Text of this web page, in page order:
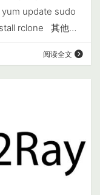
yum update sudo
rclone 其他发
阅读全文